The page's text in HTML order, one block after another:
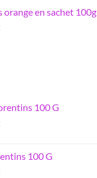
orange en sachet 100g
100 G
100 G